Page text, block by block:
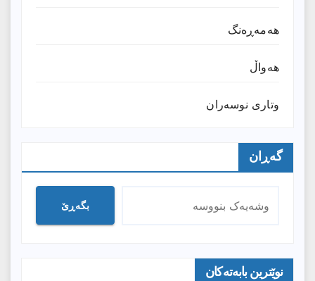
هەمەڕەنگ
هەواڵ
وتارى نوسەران
گەڕان
بگەڕێ
نوێترین بابەتەکان